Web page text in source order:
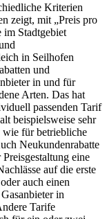
Kriterien
zeigt, mit „Preis pro
im Stadtgebiet
in Seilhofen
und
in und für
Arten. Das hat
passenden Tarif
beispielsweise sehr
wie für betriebliche
Neukundenrabatte
eine
auf die erste
auch einen
in
Tarife